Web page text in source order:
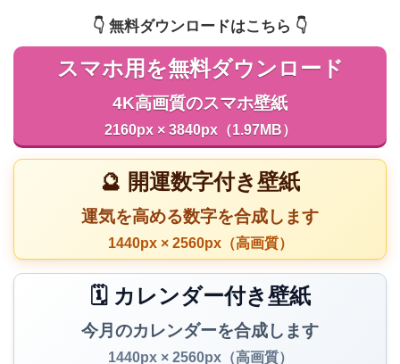
👇️ 無料ダウンロードはこちら 👇️
スマホ用を無料ダウンロード
4K高画質のスマホ壁紙
2160px × 3840px（1.97MB）
🔮 開運数字付き壁紙
運気を高める数字を合成します
1440px × 2560px（高画質）
🗓️ カレンダー付き壁紙
今月のカレンダーを合成します
1440px × 2560px（高画質）